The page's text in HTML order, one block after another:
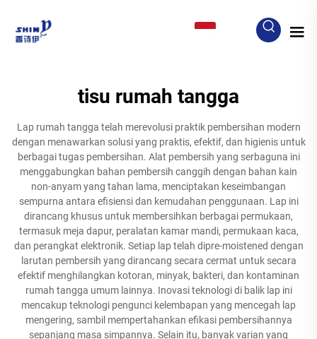
tisu rumah tangga
Lap rumah tangga telah merevolusi praktik pembersihan modern
dengan menawarkan solusi yang praktis, efektif, dan higienis untuk
berbagai tugas pembersihan. Alat pembersih yang serbaguna ini
menggabungkan bahan pembersih canggih dengan bahan kain
non-anyam yang tahan lama, menciptakan keseimbangan
sempurna antara efisiensi dan kemudahan penggunaan. Lap ini
dirancang khusus untuk membersihkan berbagai permukaan,
termasuk meja dapur, peralatan kamar mandi, permukaan kaca,
dan perangkat elektronik. Setiap lap telah dipre-moistened dengan
larutan pembersih yang dirancang secara cermat untuk secara
efektif menghilangkan kotoran, minyak, bakteri, dan kontaminan
rumah tangga umum lainnya. Inovasi teknologi di balik lap ini
mencakup teknologi pengunci kelembapan yang mencegah lap
mengering, sambil mempertahankan efikasi pembersihannya
sepanjang masa simpannya. Selain itu, banyak varian yang